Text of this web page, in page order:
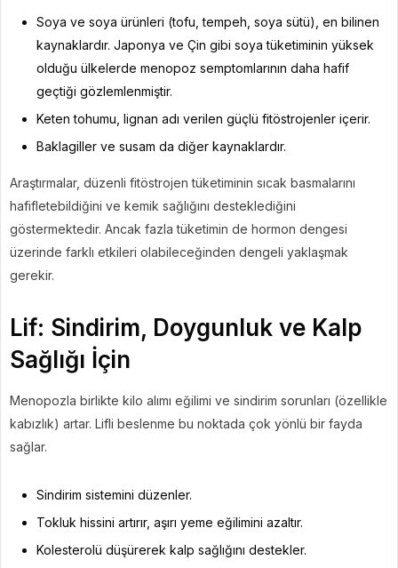
Soya ve soya ürünleri (tofu, tempeh, soya sütü), en bilinen
kaynaklardır. Japonya ve Çin gibi soya tüketiminin yüksek
olduğu ülkelerde menopoz semptomlarının daha hafif
geçtiği gözlemlenmiştir.
Keten tohumu, lignan adı verilen güçlü fitöstrojenler içerir.
Baklagiller ve susam da diğer kaynaklardır.
Araştırmalar, düzenli fitöstrojen tüketiminin sıcak basmalarını
hafifletebildiğini ve kemik sağlığını desteklediğini
göstermektedir. Ancak fazla tüketimin de hormon dengesi
üzerinde farklı etkileri olabileceğinden dengeli yaklaşmak
gerekir.
Lif: Sindirim, Doygunluk ve Kalp
Sağlığı İçin
Menopozla birlikte kilo alımı eğilimi ve sindirim sorunları (özellikle
kabızlık) artar. Lifli beslenme bu noktada çok yönlü bir fayda
sağlar.
Sindirim sistemini düzenler.
Tokluk hissini artırır, aşırı yeme eğilimini azaltır.
Kolesterolü düşürerek kalp sağlığını destekler.